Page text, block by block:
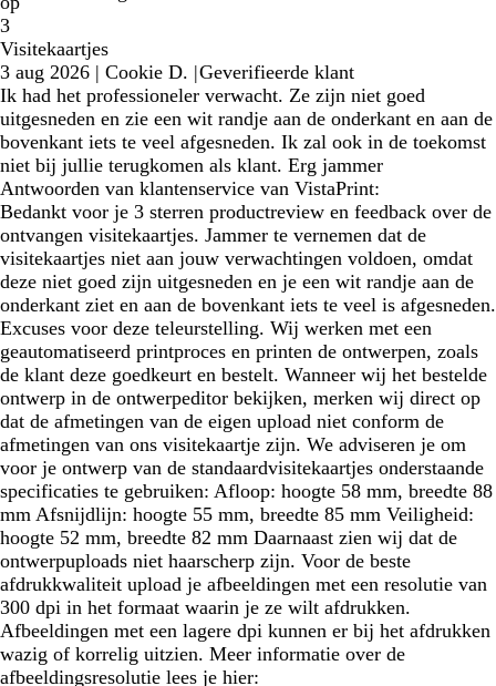
3
Visitekaartjes
3 aug 2026 | Cookie D. |Geverifieerde klant
Ik had het professioneler verwacht. Ze zijn niet goed
uitgesneden en zie een wit randje aan de onderkant en aan de
bovenkant iets te veel afgesneden. Ik zal ook in de toekomst
niet bij jullie terugkomen als klant. Erg jammer
Antwoorden van klantenservice van VistaPrint:
Bedankt voor je 3 sterren productreview en feedback over de
ontvangen visitekaartjes. Jammer te vernemen dat de
visitekaartjes niet aan jouw verwachtingen voldoen, omdat
deze niet goed zijn uitgesneden en je een wit randje aan de
onderkant ziet en aan de bovenkant iets te veel is afgesneden.
Excuses voor deze teleurstelling. Wij werken met een
geautomatiseerd printproces en printen de ontwerpen, zoals
de klant deze goedkeurt en bestelt. Wanneer wij het bestelde
ontwerp in de ontwerpeditor bekijken, merken wij direct op
dat de afmetingen van de eigen upload niet conform de
afmetingen van ons visitekaartje zijn. We adviseren je om
voor je ontwerp van de standaardvisitekaartjes onderstaande
specificaties te gebruiken: Afloop: hoogte 58 mm, breedte 88
mm Afsnijdlijn: hoogte 55 mm, breedte 85 mm Veiligheid:
hoogte 52 mm, breedte 82 mm Daarnaast zien wij dat de
ontwerpuploads niet haarscherp zijn. Voor de beste
afdrukkwaliteit upload je afbeeldingen met een resolutie van
300 dpi in het formaat waarin je ze wilt afdrukken.
Afbeeldingen met een lagere dpi kunnen er bij het afdrukken
wazig of korrelig uitzien. Meer informatie over de
afbeeldingsresolutie lees je hier: